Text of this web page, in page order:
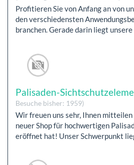
Profitieren Sie von Anfang an von
den verschiedensten
branchen. Gerade darin liegt
Palisaden-
Besuche bisher: 1959)
Wir freuen uns sehr, Ihnen mitteilen
neuer Shop für hochwertigen
eröffnet hat! Unser Schwerpunkt